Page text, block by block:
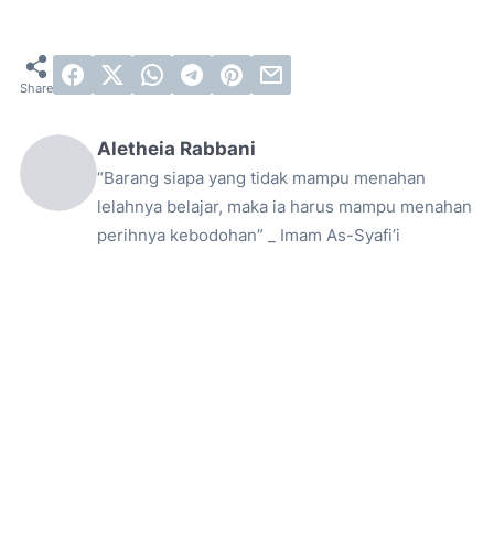
Aletheia Rabbani
“Barang siapa yang tidak mampu menahan
lelahnya belajar, maka ia harus mampu menahan
perihnya kebodohan” _ Imam As-Syafi’i